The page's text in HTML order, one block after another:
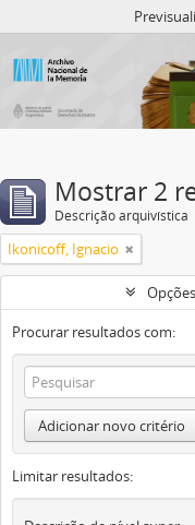
Mostrar 2
Descrição arquivística
Ikonicoff, Ignacio
Procurar resultados com:
Adicionar novo critério
Limitar resultados: